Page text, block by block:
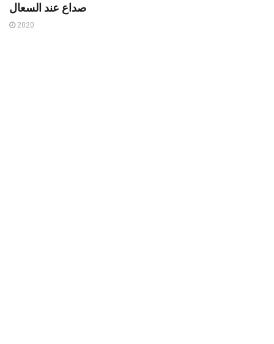
صداع عند السعال
2020